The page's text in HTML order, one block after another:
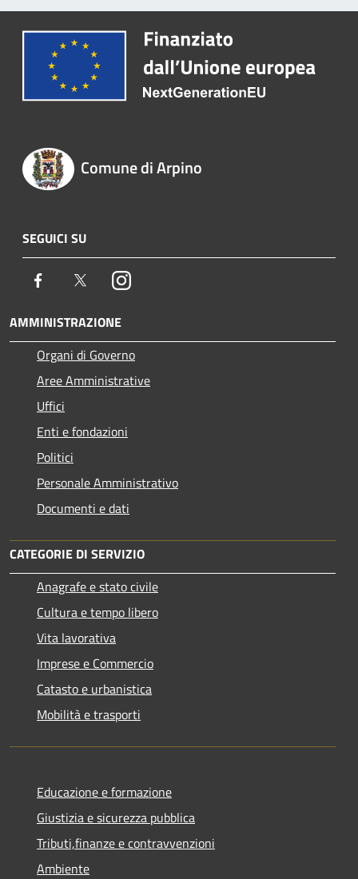
Comune di Arpino
SEGUICI SU
Facebook TwitterInstagram
AMMINISTRAZIONE
Organi di Governo
Aree Amministrative
Uffici
Enti e fondazioni
Politici
Personale Amministrativo
Documenti e dati
CATEGORIE DI SERVIZIO
Anagrafe e stato civile
Cultura e tempo libero
Vita lavorativa
Imprese e Commercio
Catasto e urbanistica
Mobilità e trasporti
Educazione e formazione
Giustizia e sicurezza pubblica
Tributi,finanze e contravvenzioni
Ambiente